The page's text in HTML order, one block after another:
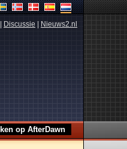
Discussie Nieuws2.nl